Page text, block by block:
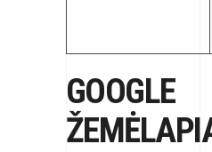
GOOGLE